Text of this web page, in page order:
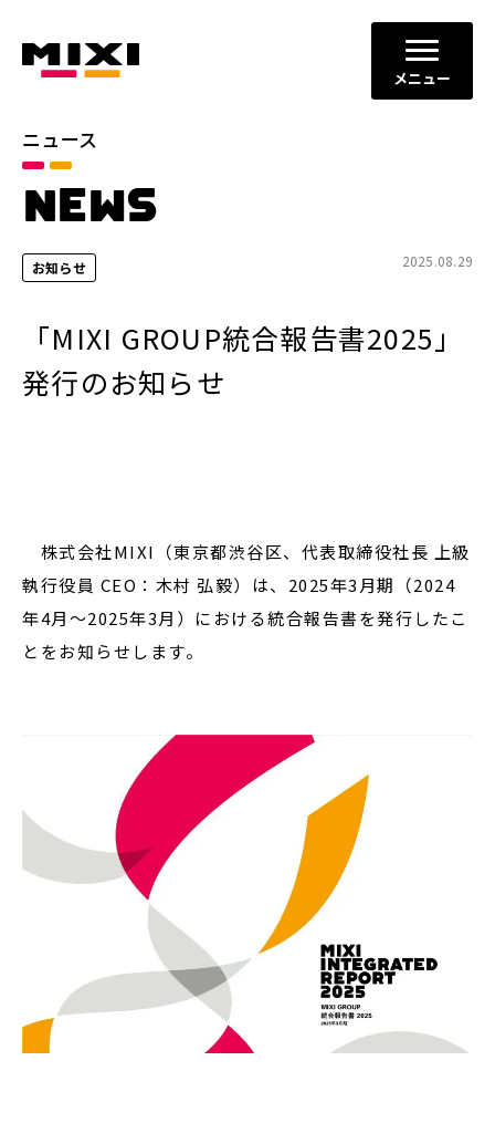
メニュー
ニュース
NEWS
お知らせ 2025.08.29
「MIXI GROUP統合報告書2025」
発行のお知らせ
株式会社MIXI（東京都渋谷区、代表取締役社長 上級
執行役員 CEO：木村 弘毅）は、2025年3月期（2024
年4月～2025年3月）における統合報告書を発行したこ
とをお知らせします。
カテゴリ
お知らせ
2026年 2025年
閉じる